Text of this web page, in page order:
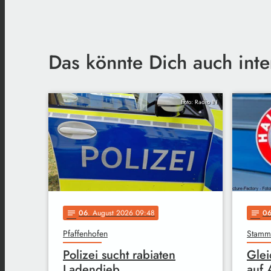
Das könnte Dich auch
Foto: Radio IN
notes 06. August 2026 09:48
Pfaffenhofen
Polizei sucht rabiaten
notes 06